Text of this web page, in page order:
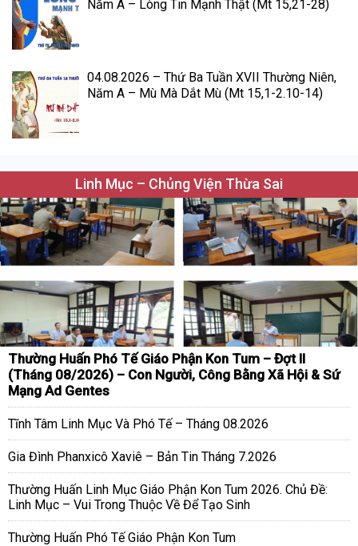
Năm A – Lòng Tin Mạnh Thật (Mt 15,21-28)
04.08.2026 – Thứ Ba Tuần XVII Thường Niên,
Năm A – Mù Mà Dắt Mù (Mt 15,1-2.10-14)
Linh Mục – Chủng Viện Thừa Sai
Thường Huấn Phó Tế Giáo Phận Kon Tum – Đợt II
(Tháng 08/2026) – Con Người, Công Bằng Xã Hội & Sứ
Mạng Ad Gentes
Tĩnh Tâm Linh Mục Và Phó Tế – Tháng 08.2026
Gia Đình Phanxicô Xaviê – Bản Tin Tháng 7.2026
Thường Huấn Linh Mục Giáo Phận Kon Tum 2026. Chủ Đề:
Linh Mục – Vui Trong Thuộc Về Để Tạo Sinh
Thường Huấn Phó Tế Giáo Phận Kon Tum